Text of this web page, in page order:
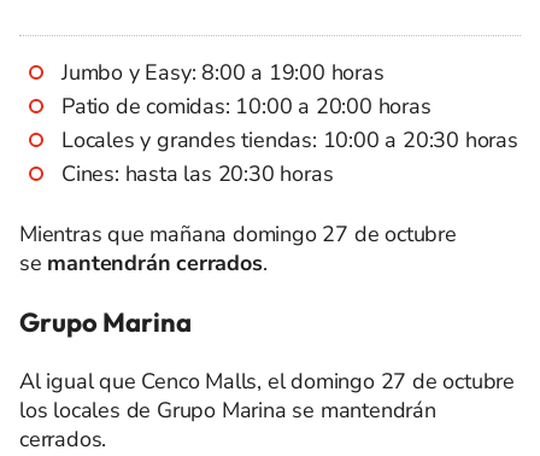
Jumbo y Easy: 8:00 a 19:00 horas
Patio de comidas: 10:00 a 20:00 horas
Locales y grandes tiendas: 10:00 a 20:30 horas
Cines: hasta las 20:30 horas
Mientras que mañana domingo 27 de octubre
se mantendrán cerrados.
Grupo Marina
Al igual que Cenco Malls, el domingo 27 de octubre
los locales de Grupo Marina se mantendrán
cerrados.